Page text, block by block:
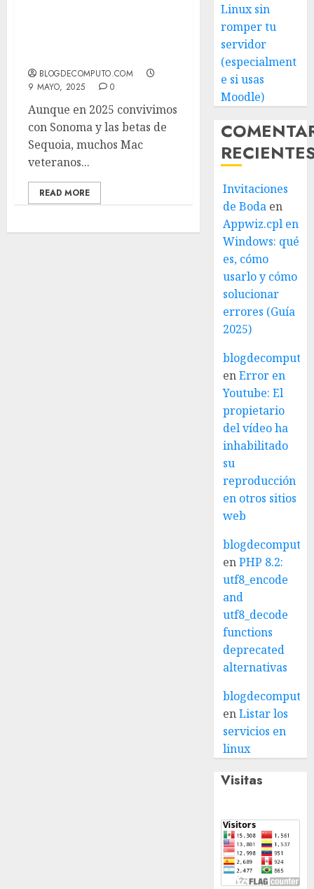
BLOGDECOMPUTO.COM
9 MAYO, 2025
0
Aunque en 2025 convivimos
con Sonoma y las betas de
Sequoia, muchos Mac
veteranos...
READ MORE
Linux sin
romper tu
servidor
(especialment
e si usas
Moodle)
Invitaciones
de Boda en
Appwiz.cpl en
Windows: qué
es, cómo
usarlo y cómo
solucionar
errores (Guía
2025)
enError en
Youtube: El
propietario
del vídeo ha
inhabilitado
su
reproducción
en otros sitios
web
enPHP 8.2:
utf8_encode
and
utf8_decode
functions
deprecated
alternativas
enListar los
servicios en
linux
Visitas